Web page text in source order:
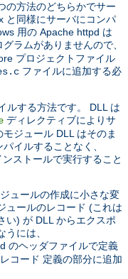
の方法のどちらかでサー
と同様にサーバにコンパ
用の Apache httpd は
グラムがありませんので、
プロジェクトファイル
ファイルに追加する必
ルする方法です。 DLL は
ディレクティブによりサ
ジュール DLL はそのま
イルすることなく、
ストールで実行すること
ュールの作成に小さな変
ュールのレコード (これは
い) が DLL からエクスポ
には、
のヘッダファイルで定義
コード 定義の部分に追加